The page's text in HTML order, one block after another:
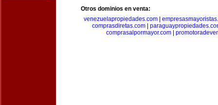
Otros dominios en venta:
venezuelapropiedades.com|
comprasdiretas.com
comprasalpormayor.com|